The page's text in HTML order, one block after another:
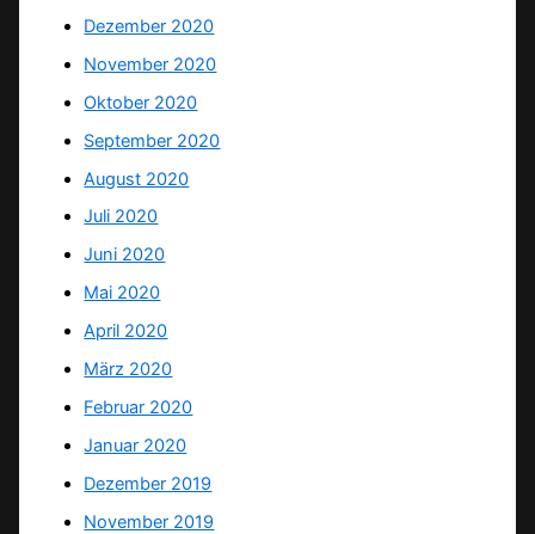
Dezember 2020
November 2020
Oktober 2020
September 2020
August 2020
Juli 2020
Juni 2020
Mai 2020
April 2020
März 2020
Februar 2020
Januar 2020
Dezember 2019
November 2019